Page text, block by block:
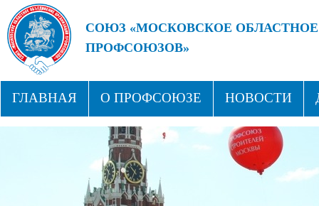
СОЮЗ «МОСКОВСКОЕ
ПРОФСОЮЗОВ»
ГЛАВНАЯ О ПРОФСОЮЗЕ НОВОСТИ
ПРОФСОЮЗНЫЕ ЗДРАВНИЦЫ